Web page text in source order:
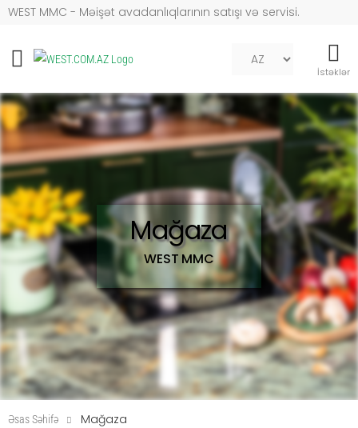
WEST MMC - Məişət avadanlıqlarının satışı və servisi.
Mob naviqasiya İstəklər
Mağaza
WEST MMC
Əsas Səhifə Mağaza